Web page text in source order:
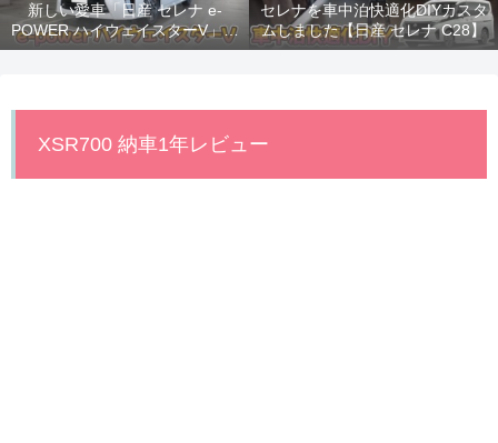
新しい愛車「日産 セレナ e-
POWER ハイウェイスターV」納
車！
セレナを車中泊快適化DIYカスタ
ムしました【日産 セレナ C28】
XSR700 納車1年レビュー